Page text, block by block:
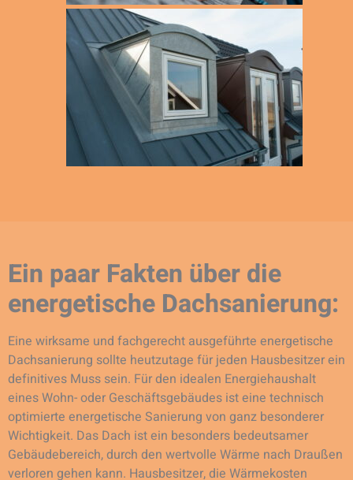
Ein paar Fakten über die
energetische Dachsanierung:
Eine wirksame und fachgerecht ausgeführte energetische
Dachsanierung sollte heutzutage für jeden Hausbesitzer ein
definitives Muss sein. Für den idealen Energiehaushalt
eines Wohn- oder Geschäftsgebäudes ist eine technisch
optimierte energetische Sanierung von ganz besonderer
Wichtigkeit. Das Dach ist ein besonders bedeutsamer
Gebäudebereich, durch den wertvolle Wärme nach Draußen
verloren gehen kann. Hausbesitzer, die Wärmekosten